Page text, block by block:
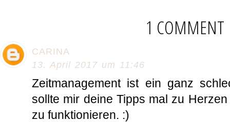
1 COMMENT
CARINA
13. April 2017 um 11:46
Zeitmanagement ist ein ganz
sollte mir deine Tipps mal zu
zu funktionieren. :)